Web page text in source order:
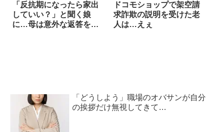
「反抗期になったら家出
していい？」と聞く娘
に…母は意外な返答をし
ドコモショップで架空請
求詐欺の説明を受けた老
人は…えぇ
「どうしよう」職場のオバサンが自分
の挨拶だけ無視してきて…